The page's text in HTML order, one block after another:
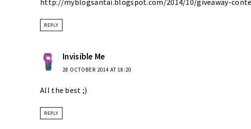
REPLY
Invisible Me
28 OCTOBER 2014 AT 18:20
All the best ;)
REPLY